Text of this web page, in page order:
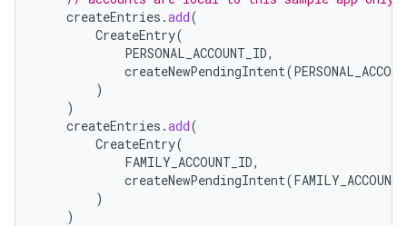
createEntries .add(
CreateEntry(
PERSONAL_ACCOUNT_ID,
createNewPendingIntent(
)
)
createEntries .add(
CreateEntry(
FAMILY_ACCOUNT_ID,
createNewPendingIntent(
)
)